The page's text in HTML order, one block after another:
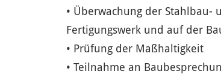
• Überwachung der Stahlbau-
Fertigungswerk und auf der
• Prüfung der Maßhaltigkeit
• Teilnahme an